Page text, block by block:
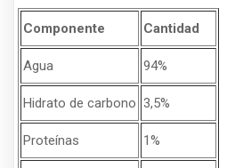
Componente Cantidad
Agua 94%
Hidrato de carbono 3,5%
Proteínas 1%